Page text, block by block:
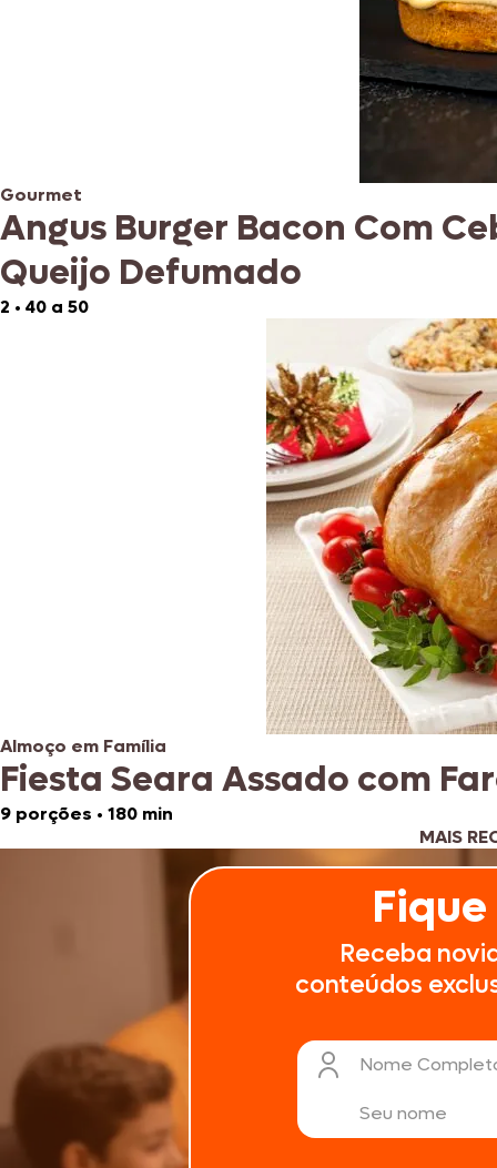
Gourmet
Angus Burger Bacon Com
Queijo Defumado
2 • 40 a 50
Almoço em Família
Fiesta Seara Assado com
9 porções • 180 min
MAIS
Receba
conteúdos
Nome